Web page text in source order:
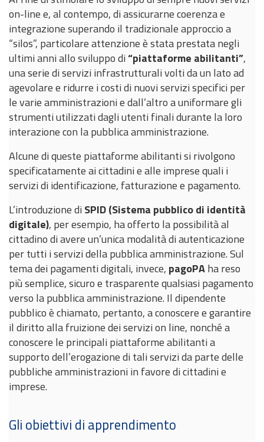
on-line e, al contempo, di assicurarne coerenza e
integrazione superando il tradizionale approccio a
“silos”, particolare attenzione è stata prestata negli
ultimi anni allo sviluppo di“piattaforme abilitanti”,
una serie di servizi infrastrutturali volti da un lato ad
agevolare e ridurre i costi di nuovi servizi specifici per
le varie amministrazioni e dall’altro a uniformare gli
strumenti utilizzati dagli utenti finali durante la loro
interazione con la pubblica amministrazione.
Alcune di queste piattaforme abilitanti si rivolgono
specificatamente ai cittadini e alle imprese quali i
servizi di identificazione, fatturazione e pagamento.
L’introduzione di SPID (Sistema pubblico di identità
digitale), per esempio, ha offerto la possibilità al
cittadino di avere un’unica modalità di autenticazione
per tutti i servizi della pubblica amministrazione. Sul
tema dei pagamenti digitali, invece, pagoPAha reso
più semplice, sicuro e trasparente qualsiasi pagamento
verso la pubblica amministrazione. Il dipendente
pubblico è chiamato, pertanto, a conoscere e garantire
il diritto alla fruizione dei servizi on line, nonché a
conoscere le principali piattaforme abilitanti a
supporto dell’erogazione di tali servizi da parte delle
pubbliche amministrazioni in favore di cittadini e
imprese.
Gli obiettivi di apprendimento